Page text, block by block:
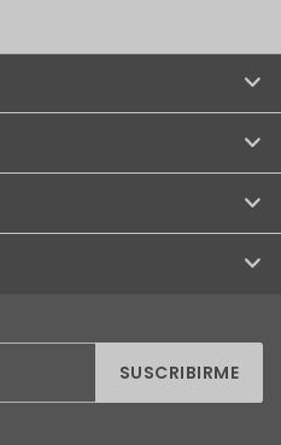
SUSCRIBIRME